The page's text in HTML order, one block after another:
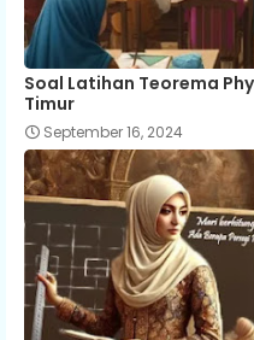
Soal Latihan Teorema
Timur
September 16, 2024